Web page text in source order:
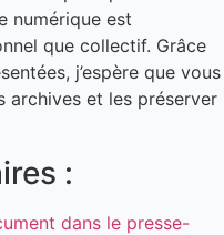
numérique est
que collectif. Grâce
j’espère que vous
archives et les préserver
:
dans le presse-